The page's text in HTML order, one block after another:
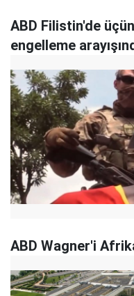
ABD Filistin'de
engelleme
ABD Wagner'i